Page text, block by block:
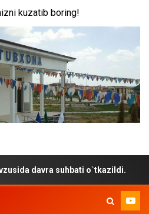
kuzatib boring!
suhbati o`tkazildi.